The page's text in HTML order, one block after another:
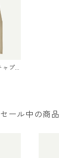
ャプ
・
-
セール中の商品